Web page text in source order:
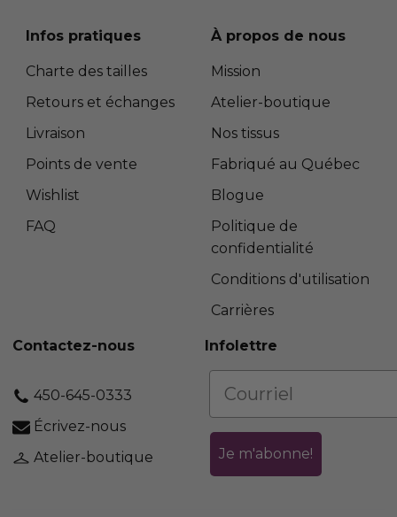
Infos pratiques
Charte des tailles
Retours et échanges
Livraison
Points de vente
Wishlist
FAQ
À propos de nous
Mission
Atelier-boutique
Nos tissus
Fabriqué au Québec
Blogue
Politique de
confidentialité
Conditions d'utilisation
Carrières
Contactez-nous
450-645-0333
Écrivez-nous
Atelier-boutique
Infolettre
Je m'abonne!